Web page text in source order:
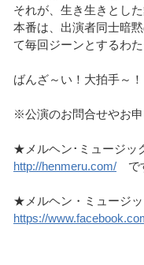
それが、生き生きとし
本番は、出演者同士暗
て毎回ジーンとするわた
ばんざ～い！ 大拍手～！
※公演のお問合せやお
★メルヘン･ミュージッ
http://henmeru.com/ で
★メルヘン・ミュージ
https://